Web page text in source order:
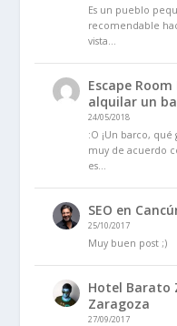
Es un pueblo
recomendable
vista…
Escape
alquilar un
24/05/2018
:O ¡Un barco,
muy de acuerdo
es…
SEO en
25/10/2017
Muy buen post ;)
Hotel Barato
Zaragoza
27/09/2017